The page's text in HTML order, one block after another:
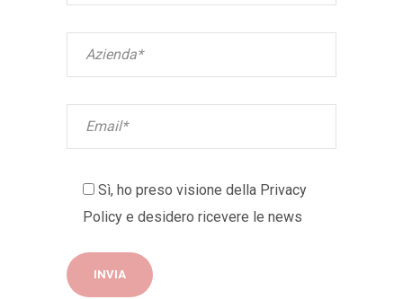
Sì, ho preso visione della Privacy
Policy e desidero ricevere le news